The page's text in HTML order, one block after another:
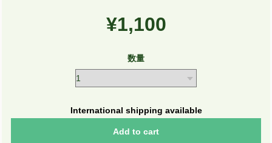
¥1,100
数量
International shipping available
Add to cart